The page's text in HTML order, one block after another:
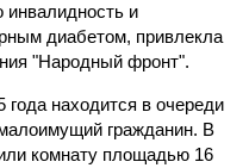
и
диабетом, привлекла
"Народный фронт".
находится в очереди
гражданин. В
комнату площадью 16